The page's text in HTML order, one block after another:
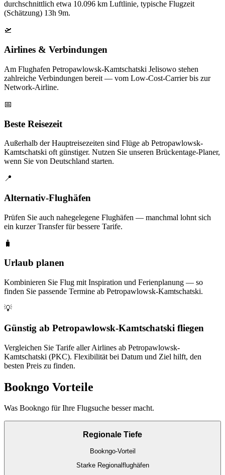
durchschnittlich etwa 10.096 km Luftlinie, typische Flugzeit
(Schätzung) 13h 9m.
🛫
Airlines & Verbindungen
Am Flughafen Petropawlowsk-Kamtschatski Jelisowo stehen
zahlreiche Verbindungen bereit — vom Low-Cost-Carrier bis zur
Network-Airline.
📅
Beste Reisezeit
Außerhalb der Hauptreisezeiten sind Flüge ab Petropawlowsk-
Kamtschatski oft günstiger. Nutzen Sie unseren Brückentage-Planer,
wenn Sie von Deutschland starten.
📍
Alternativ-Flughäfen
Prüfen Sie auch nahegelegene Flughäfen — manchmal lohnt sich
ein kurzer Transfer für bessere Tarife.
🧳
Urlaub planen
Kombinieren Sie Flug mit Inspiration und Ferienplanung — so
finden Sie passende Termine ab Petropawlowsk-Kamtschatski.
💡
Günstig ab Petropawlowsk-Kamtschatski fliegen
Vergleichen Sie Tarife aller Airlines ab Petropawlowsk-
Kamtschatski (PKC). Flexibilität bei Datum und Ziel hilft, den
besten Preis zu finden.
Bookngo Vorteile
Was Bookngo für Ihre Flugsuche besser macht.
Regionale Tiefe
Bookngo-Vorteil
Starke Regionalflughäfen